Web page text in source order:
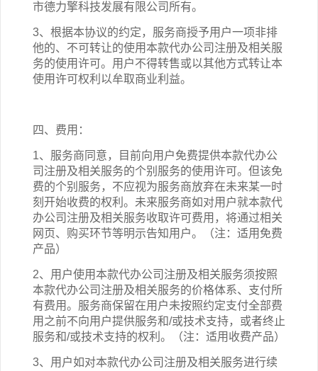
市德力擎科技发展有限公司 所有。
3、根据本协议的约定，服务商授予用户一项非排
他的、不可转让的使用本款代办公司注册及相关服
务的使用许可。用户不得转售或以其他方式转让本
使用许可权利以牟取商业利益。
四、费用：
1、服务商同意，目前向用户免费提供本款代办公
司注册及相关服务的个别服务的使用许可。但该免
费的个别 服务，不应视为服务商放弃在未来某一时
刻开始收费的权利。未来服务商如对用户就本款代
办公司注册及相关服务收取许可费用，将通过相关
网页、购买环节等明示告知用户。（注：适用免费
产品）
2、用户使用本款代办公司注册及相关服务须按照
本款代办公司注册及相关服务的价格体系、支付所
有费用。服务商保留在用户未按照约定支付全部费
用之前不向用户提供服务和/或技术支持，或者终止
服务和/或技术支持的权利。（注：适用收费产品）
3、用户如对本款代办公司注册及相关服务进行续